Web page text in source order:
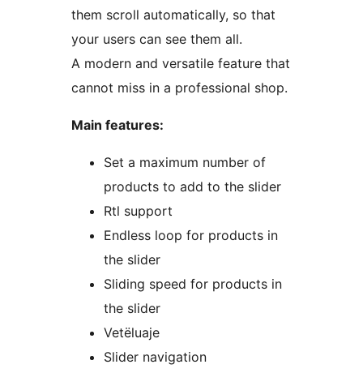
them scroll automatically, so that
your users can see them all.
A modern and versatile feature that
cannot miss in a professional shop.
Main features:
Set a maximum number of
products to add to the slider
Rtl support
Endless loop for products in
the slider
Sliding speed for products in
the slider
Vetëluaje
Slider navigation